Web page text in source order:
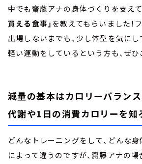
中でも齋藤アナの身体づくりを支え
買える食事」を教えてもらいました！
出場しないまでも、少し体型を気にし
軽い運動をしているという方も、ぜひ
減量の基本はカロリーバラン
代謝や1日の消費カロリーを知
どんなトレーニングをして、どんな
によって違うのですが、齋藤アナの場